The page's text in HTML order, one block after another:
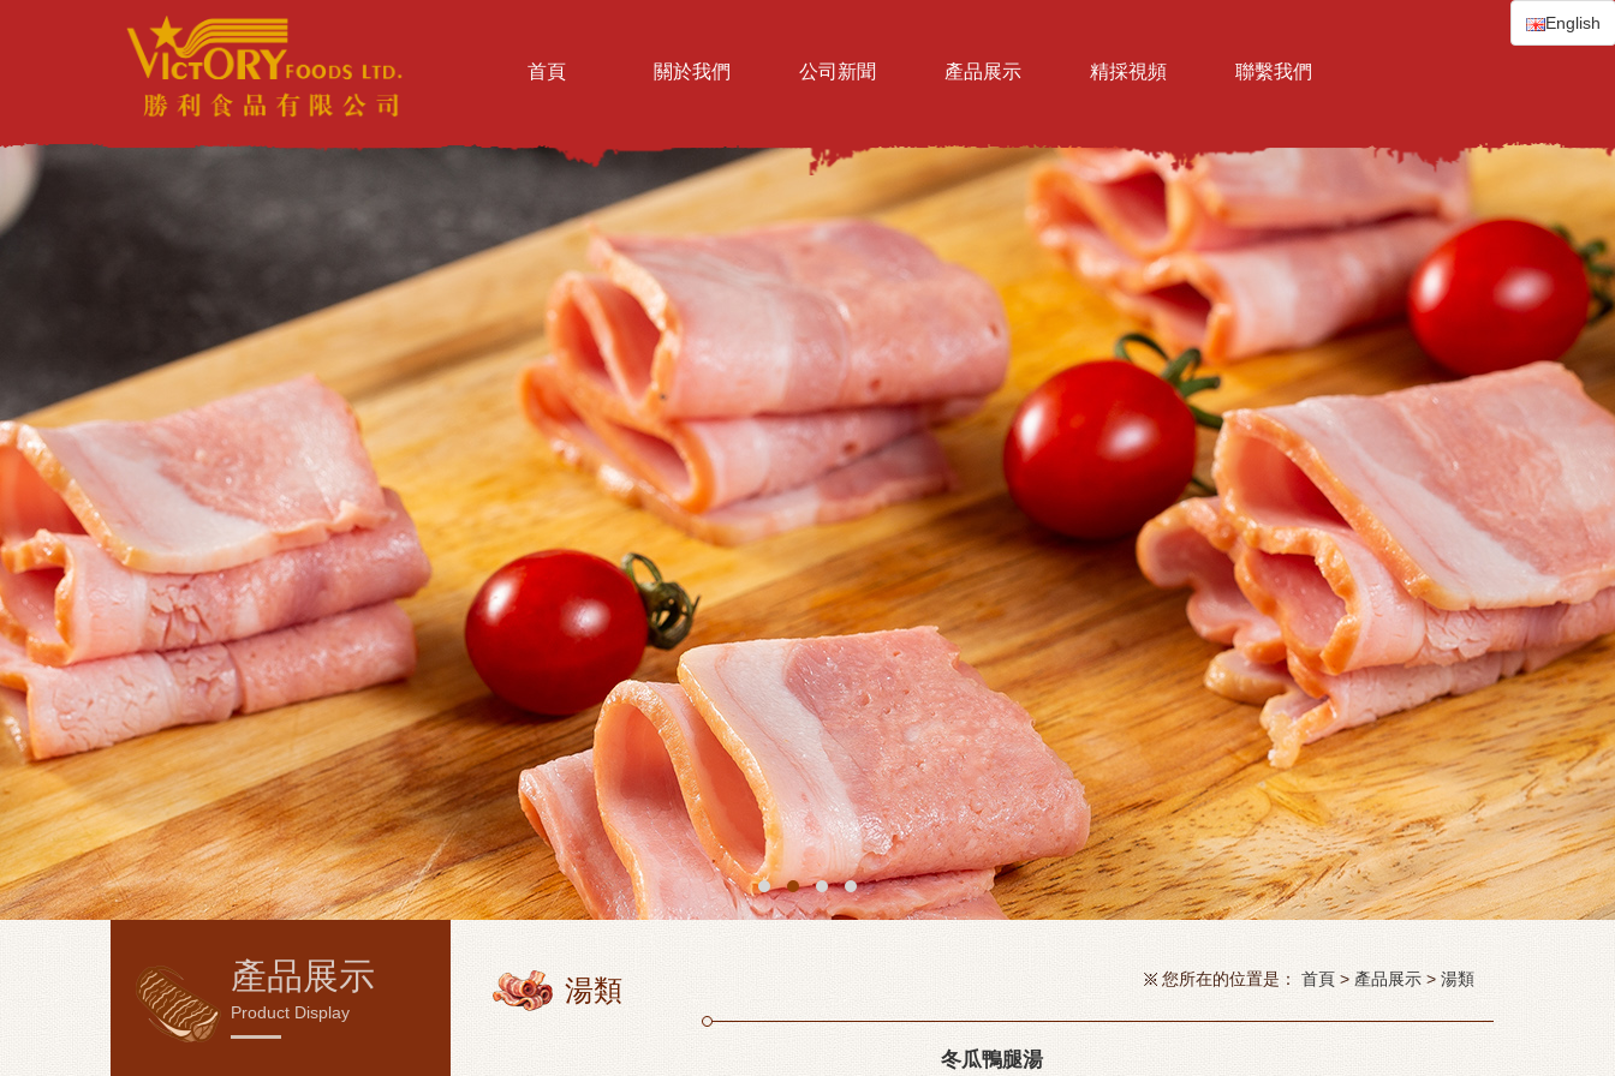
首頁 關於我們 公司新聞 產品展示 精採視頻 聯繫我們
English
產品展示
Product Display
您所在的位置是： 首頁 > 產品展示 > 湯類
湯類
冬瓜鴨腿湯